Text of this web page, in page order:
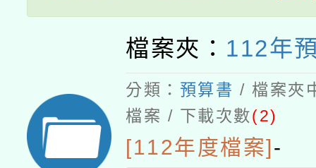
檔案夾： 112年
分類： 預算書 / 檔案夾
檔案 / 下載次數(2)
[112年度檔案] -